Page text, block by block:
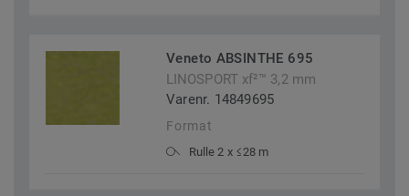
Veneto ABSINTHE 695
LINOSPORT xf²™ 3,2 mm
Varenr. 14849695
Format
Rulle 2 x ≤28 m